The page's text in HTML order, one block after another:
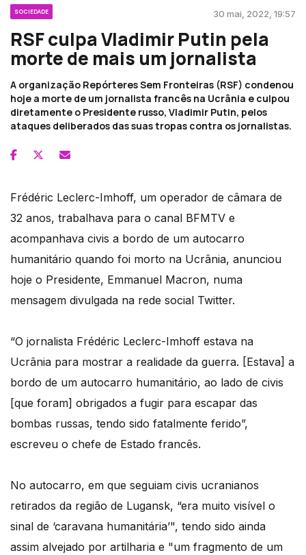
SOCIEDADE 30 mai, 2022, 19:57
RSF culpa Vladimir Putin pela
morte de mais um jornalista
A organização Repórteres Sem Fronteiras (RSF) condenou
hoje a morte de um jornalista francês na Ucrânia e culpou
diretamente o Presidente russo, Vladimir Putin, pelos
ataques deliberados das suas tropas contra os jornalistas.
Frédéric Leclerc-Imhoff, um operador de câmara de
32 anos, trabalhava para o canal BFMTV e
acompanhava civis a bordo de um autocarro
humanitário quando foi morto na Ucrânia, anunciou
hoje o Presidente, Emmanuel Macron, numa
mensagem divulgada na rede social Twitter.
“O jornalista Frédéric Leclerc-Imhoff estava na
Ucrânia para mostrar a realidade da guerra. [Estava] a
bordo de um autocarro humanitário, ao lado de civis
[que foram] obrigados a fugir para escapar das
bombas russas, tendo sido fatalmente ferido”,
escreveu o chefe de Estado francês.
No autocarro, em que seguiam civis ucranianos
retirados da região de Lugansk, “era muito visível o
sinal de ‘caravana humanitária’", tendo sido ainda
assim alvejado por artilharia e "um fragmento de um